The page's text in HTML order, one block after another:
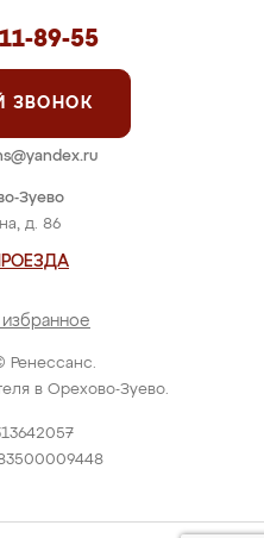
Ренессанс.
в Орехово-Зуево.
Зуево
д. 86
89-55
ЗВОНОК